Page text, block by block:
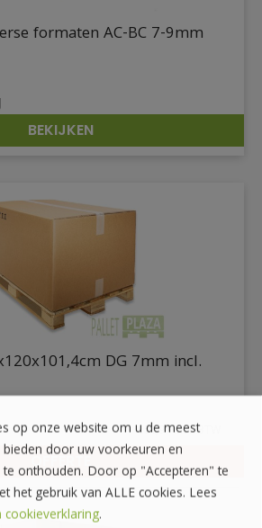
DETAILS
formaten AC-BC 7-9mm
BEKIJKEN
DETAILS
DG 7mm incl.
€ 51,97incl. BTW
OFFERTE
op onze website om u de meest
door uw voorkeuren en
onthouden. Door op "Accepteren" te
het gebruik van ALLE cookies. Lees
cookieverklaring.